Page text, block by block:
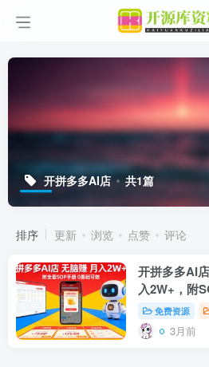
开拼多多AI店 共1篇
排序 更新 浏览 点赞 评论
开拼多多AI
入2W+，附
免费资源
3月前